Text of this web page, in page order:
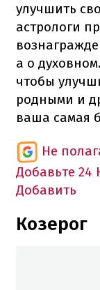
улучшить
астрологи
а о
чтобы
родными и
ваша самая
Не
Добавьте 24
Добавить
Козерог